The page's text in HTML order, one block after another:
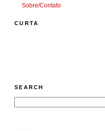
Sobre/Contato
CURTA
SEARCH